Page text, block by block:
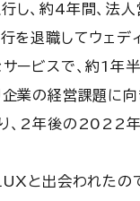
し、約4年間、法
を退職してウェ
ービスで、約1年
業の経営課題に
、2年後の2022
と出会われたので